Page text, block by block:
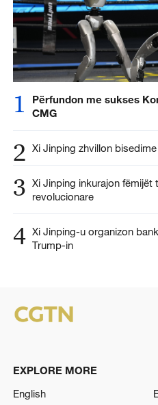
1
Përfundon me sukses
CMG
2 Xi Jinping zhvillon
3 Xi Jinping inkurajon
revolucionare
4 Xi Jinping-u organizon
Trump-in
EXPLORE MORE
English